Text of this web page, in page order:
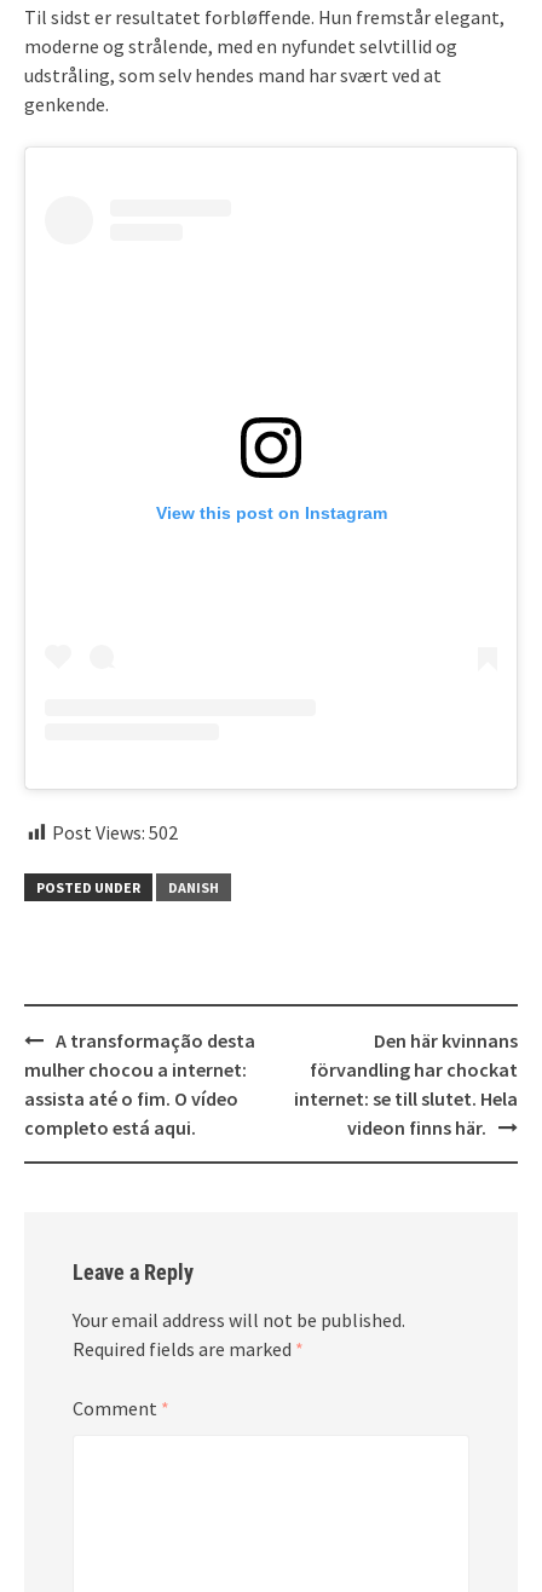
Til sidst er resultatet forbløffende. Hun fremstår elegant,
moderne og strålende, med en nyfundet selvtillid og
udstråling, som selv hendes mand har svært ved at
genkende.
View this post on Instagram
Post Views: 502
POSTED UNDER DANISH
Post
navigation
A transformação desta
mulher chocou a internet:
assista até o fim. O vídeo
completo está aqui.
Den här kvinnans
förvandling har chockat
internet: se till slutet. Hela
videon finns här.
Leave a Reply
Your email address will not be published.
Required fields are marked *
Comment *